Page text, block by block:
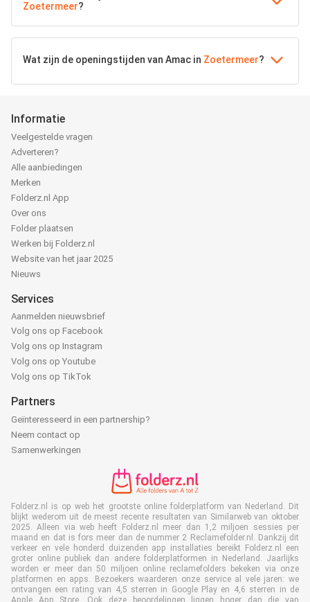
Zoetermeer?
Wat zijn de openingstijden van Amac in Zoetermeer?
Informatie
Veelgestelde vragen
Adverteren?
Alle aanbiedingen
Merken
Folderz.nl App
Over ons
Folder plaatsen
Werken bij Folderz.nl
Website van het jaar 2025
Nieuws
Services
Aanmelden nieuwsbrief
Volg ons op Facebook
Volg ons op Instagram
Volg ons op Youtube
Volg ons op TikTok
Partners
Geïnteresseerd in een partnership?
Neem contact op
Samenwerkingen
Folderz.nl is op web het grootste online folderplatform van Nederland. Dit
blijkt wederom uit de meest recente resultaten van Similarweb van oktober
2025. Alleen via web heeft Folderz.nl meer dan 1,2 miljoen sessies per
maand en dat is fors meer dan de nummer 2 Reclamefolder.nl. Dankzij dit
verkeer en vele honderd duizenden app installaties bereikt Folderz.nl een
groter online publiek dan andere folderplatformen in Nederland. Jaarlijks
worden er meer dan 50 miljoen online reclamefolders bekeken via onze
platformen en apps. Bezoekers waarderen onze service al vele jaren: we
ontvangen een rating van 4,5 sterren in Google Play en 4,6 sterren in de
Apple App Store. Ook deze beoordelingen liggen hoger dan die van